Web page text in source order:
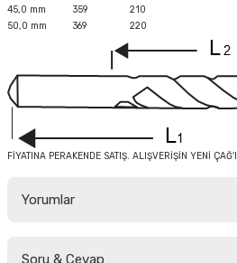
45,0 mm
359
210
50,0 mm
369 220
FİYATINA PERAKENDE SATIŞ. ALIŞVERİŞİN YENİ ÇAĞ'I
Yorumlar
Soru & Cevap